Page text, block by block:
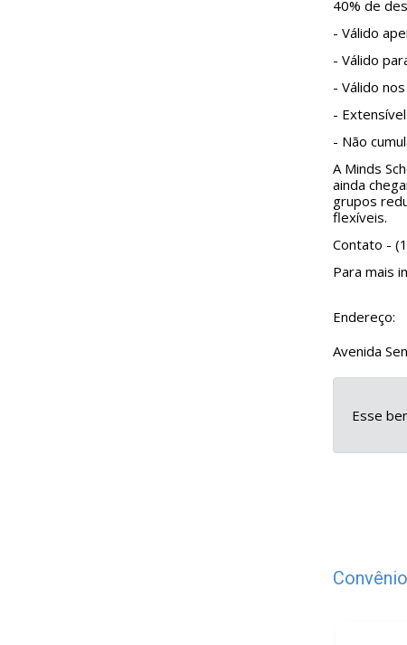
40% de
- Válido
- Válido
- Válido
-
- Não
A Minds
ainda
grupos
flexíveis.
Contato -
Para mais
Endereço:
Avenida
Esse